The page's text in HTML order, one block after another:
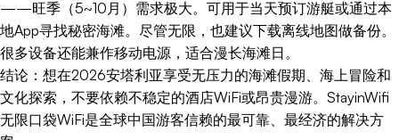
——旺季（5~10月）需求极大。可用于当天预订游艇或通过本
地App寻找秘密海滩。尽管无限，也建议下载离线地图做备份。
很多设备还能兼作移动电源，适合漫长海滩日。
结论：想在2026安塔利亚享受无压力的海滩假期、海上冒险和
文化探索，不要依赖不稳定的酒店WiFi或昂贵漫游。StayinWifi
无限口袋WiFi是全球中国游客信赖的最可靠、最经济的解决方